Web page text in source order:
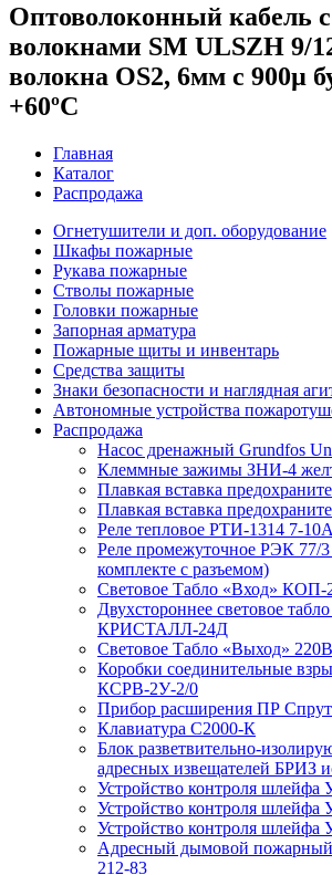
Оптоволоконный кабель
волокнами SM ULSZH 9/
волокна OS2, 6мм с 900µ
+60ºC
Главная
Каталог
Распродажа
Огнетушители и доп. оборудование
Шкафы пожарные
Рукава пожарные
Стволы пожарные
Головки пожарные
Запорная арматура
Пожарные щиты и инвентарь
Средства защиты
Знаки безопасности и наглядная
Автономные устройства
Распродажа
Насос дренажный Grundfos
Клеммные зажимы ЗНИ-4
Плавкая вставка
Плавкая вставка
Реле тепловое РТИ-1314 7-
Реле промежуточное РЭК 77/
комплекте с разъемом)
Световое Табло «Вход» КОП-
Двухстороннее световое
КРИСТАЛЛ-24Д
Световое Табло «Выход» 220В
Коробки соединительные
КСРВ-2У-2/0
Прибор расширения ПР
Клавиатура С2000-К
Блок разветвительно-
адресных извещателей БРИЗ
Устройство контроля
Устройство контроля
Устройство контроля
Адресный дымовой
212-83